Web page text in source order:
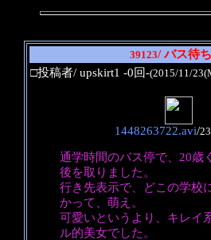
39123/ バス待
□投稿者/ upskirt1 -0回-(2015/11/
1448263722.avi/
通学時間のバス停で、20歳
後を取りました。
行き先表示で、どこの学校
かって、萌え。
可愛いというより、キレイ
ル的美女でした。